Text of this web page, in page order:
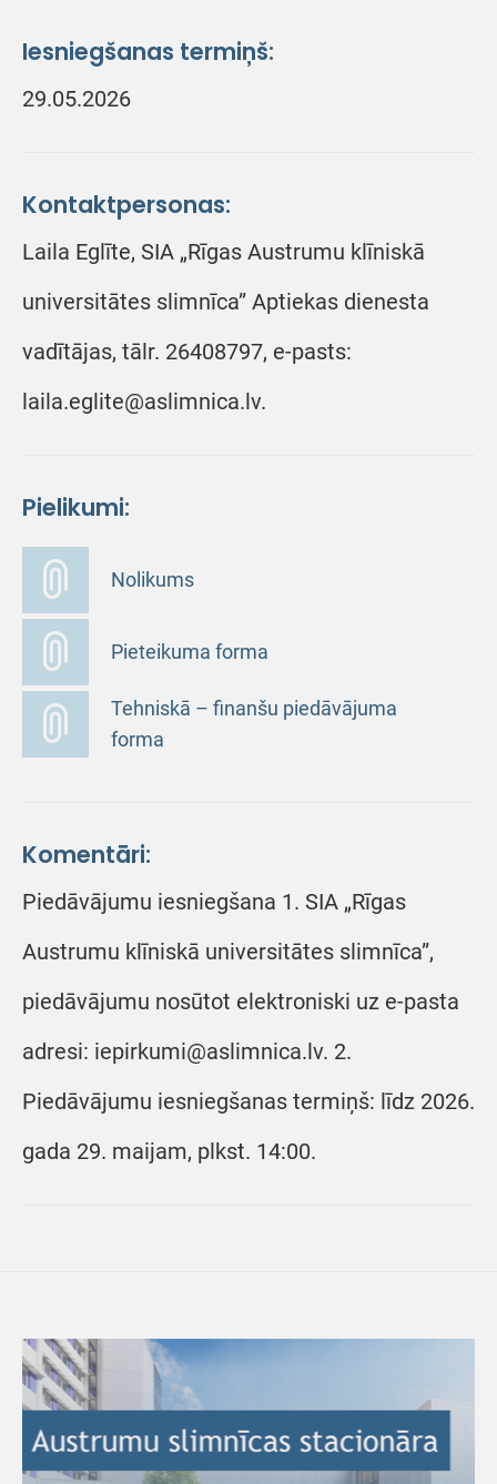
Iesniegšanas termiņš:
29.05.2026
Kontaktpersonas:
Laila Eglīte, SIA „Rīgas Austrumu klīniskā
universitātes slimnīca” Aptiekas dienesta
vadītājas, tālr. 26408797, e-pasts:
laila.eglite@aslimnica.lv.
Pielikumi:
Nolikums
Pieteikuma forma
Tehniskā – finanšu piedāvājuma
forma
Komentāri:
Piedāvājumu iesniegšana 1. SIA „Rīgas
Austrumu klīniskā universitātes slimnīca”,
piedāvājumu nosūtot elektroniski uz e-pasta
adresi: iepirkumi@aslimnica.lv. 2.
Piedāvājumu iesniegšanas termiņš: līdz 2026.
gada 29. maijam, plkst. 14:00.